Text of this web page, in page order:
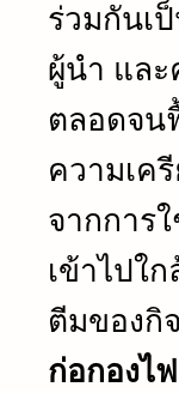
ร่วมกันเ
ผู้นำ แล
ตลอดจน
ความเค
จากการ
เข้าไปใ
ตีมของกิ
ก่อกองไ